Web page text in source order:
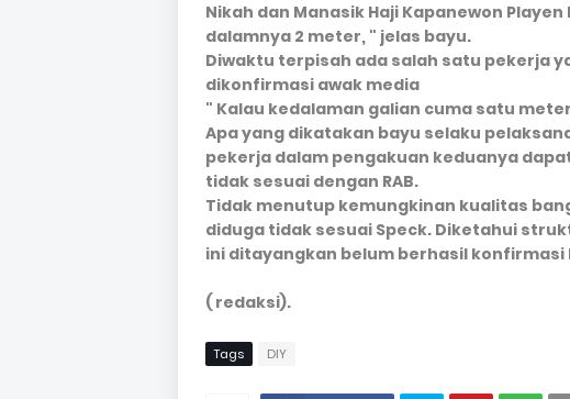
Nikah dan Manasik Haji Kapanewon
dalamnya 2 meter, " jelas bayu.
Diwaktu terpisah ada salah satu pekerja
dikonfirmasi awak media
" Kalau kedalaman galian cuma satu
Apa yang dikatakan bayu selaku
pekerja dalam pengakuan keduanya
tidak sesuai dengan RAB.
Tidak menutup kemungkinan kualitas
diduga tidak sesuai Speck. Diketahui
ini ditayangkan belum berhasil
( redaksi).
Tags DIY